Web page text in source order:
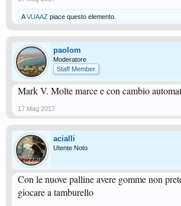
AVUAAZ piace questo elemento.
paolom
Moderatore
Staff Member
Mark V. Molte marce e con cambio
17 Mag 2017
acialli
Utente Noto
Con le nuove palline avere gomme non
giocare a tamburello